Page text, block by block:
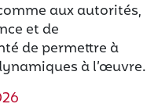
aux autorités,
et de
de permettre à
à l’œuvre.